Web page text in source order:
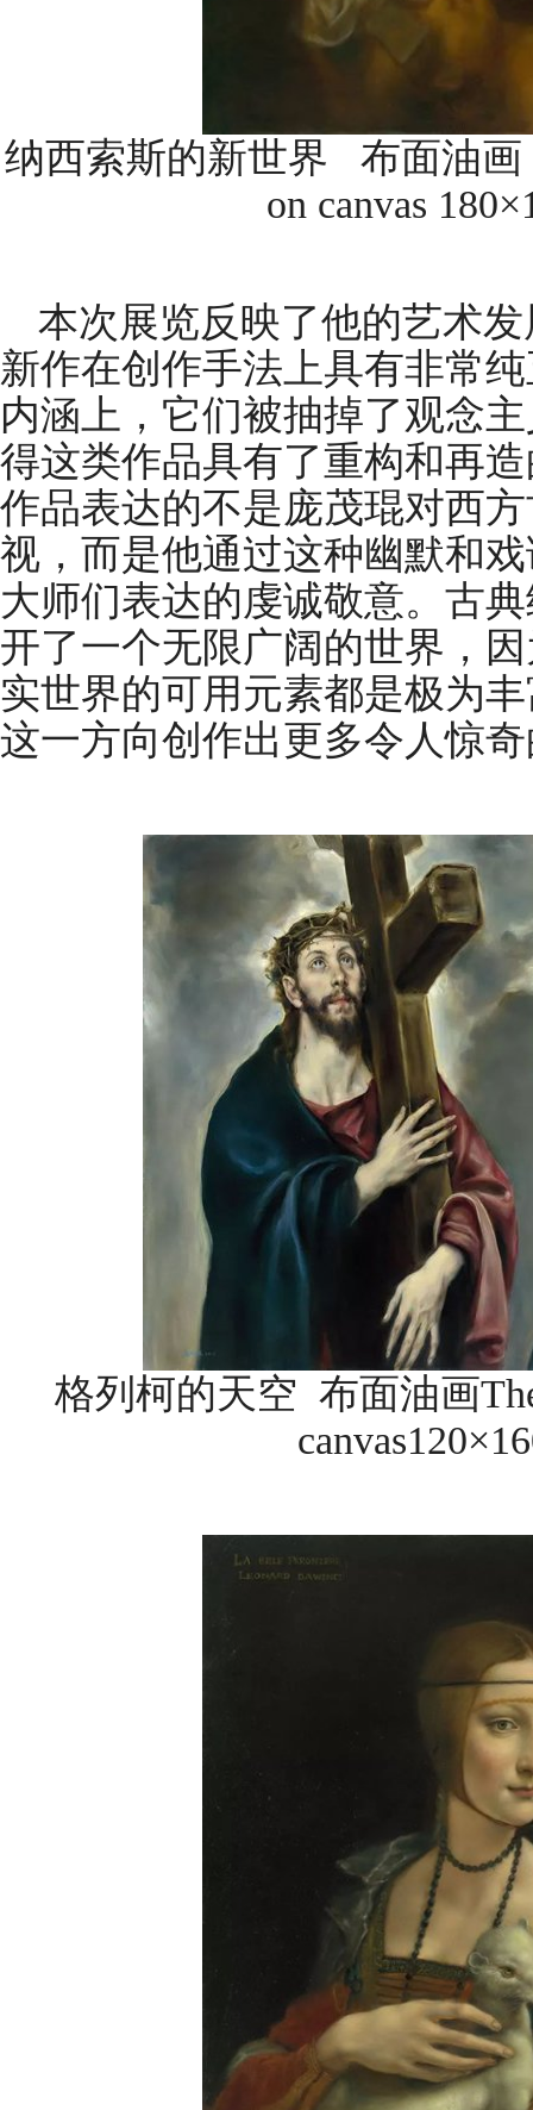
纳西索斯的新世界 布面油画
on canvas
本次展览反映了他的艺术
新作在创作手法上具有非常
内涵上，它们被抽掉了观念
得这类作品具有了重构和再
作品表达的不是庞茂琨对西
视，而是他通过这种幽默和
大师们表达的虔诚敬意。古
开了一个无限广阔的世界，
实世界的可用元素都是极为
这一方向创作出更多令人惊
格列柯的天空 布面油画